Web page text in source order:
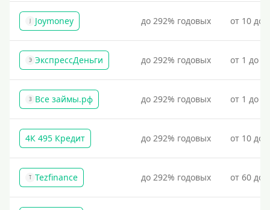
Для пополнения Киви-кошелька через банк или
терминал потребуется предъявить паспорт.
Пополнение Киви-кошелька без паспорта
Пополнение кошелька Киви без использования
банковской карты
Пополнение Киви-кошелька без отказов: быстрые и
надежные способы
На банковский счет
Наличными
По телефону
Через госуслуги
J Joymoney до 292% годовых от 10 до
Э ЭкспрессДеньги до 292% годовых от 1 до
З Все займы.рф до 292% годовых от 1 до
4К 495 Кредит до 292% годовых от 10 до
T Tezfinance до 292% годовых от 60 до